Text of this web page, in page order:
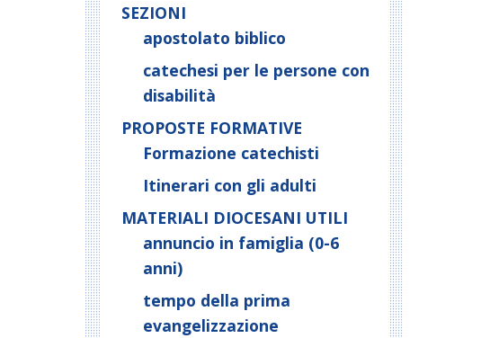
SEZIONI
apostolato biblico
catechesi per le persone con
disabilità
PROPOSTE FORMATIVE
Formazione catechisti
Itinerari con gli adulti
MATERIALI DIOCESANI UTILI
annuncio in famiglia (0-6
anni)
tempo della prima
evangelizzazione